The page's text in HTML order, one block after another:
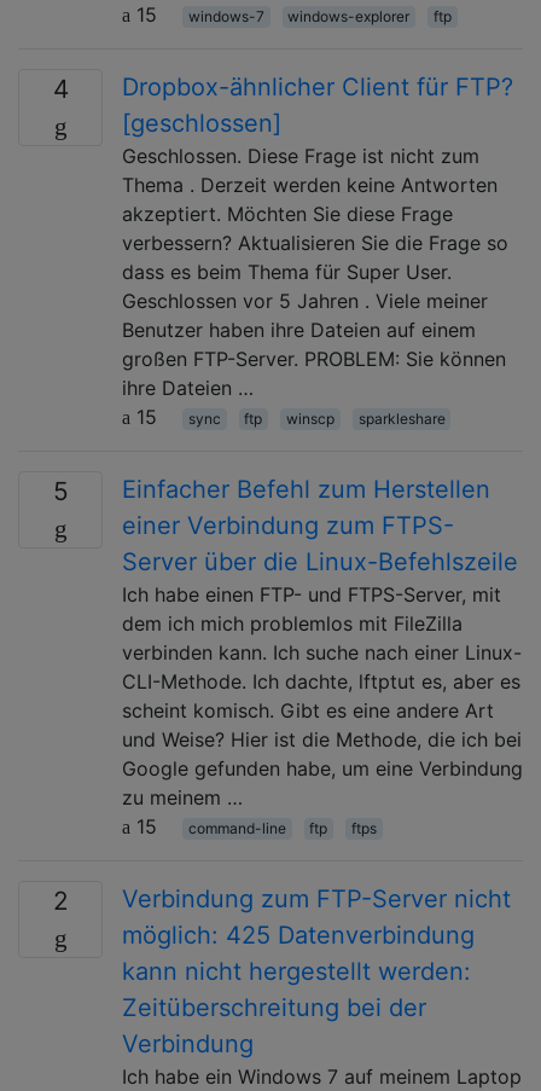
15
windows-7 windows-explorer ftp
4
Dropbox-ähnlicher Client für FTP?
[geschlossen]
Geschlossen. Diese Frage ist nicht zum
Thema . Derzeit werden keine Antworten
akzeptiert. Möchten Sie diese Frage
verbessern? Aktualisieren Sie die Frage so
dass es beim Thema für Super User.
Geschlossen vor 5 Jahren . Viele meiner
Benutzer haben ihre Dateien auf einem
großen FTP-Server. PROBLEM: Sie können
ihre Dateien …
15
sync ftp winscp sparkleshare
5
Einfacher Befehl zum Herstellen
einer Verbindung zum FTPS-
Server über die Linux-Befehlszeile
Ich habe einen FTP- und FTPS-Server, mit
dem ich mich problemlos mit FileZilla
verbinden kann. Ich suche nach einer Linux-
CLI-Methode. Ich dachte, lftptut es, aber es
scheint komisch. Gibt es eine andere Art
und Weise? Hier ist die Methode, die ich bei
Google gefunden habe, um eine Verbindung
zu meinem …
15
command-line ftp ftps
2
Verbindung zum FTP-Server nicht
möglich: 425 Datenverbindung
kann nicht hergestellt werden:
Zeitüberschreitung bei der
Verbindung
Ich habe ein Windows 7 auf meinem Laptop